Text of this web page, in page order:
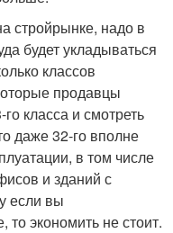
стройрынке, надо в
будет укладываться
классов
продавцы
класса и смотреть
даже 32-го вполне
в том числе
и зданий с
если вы
экономить не стоит.